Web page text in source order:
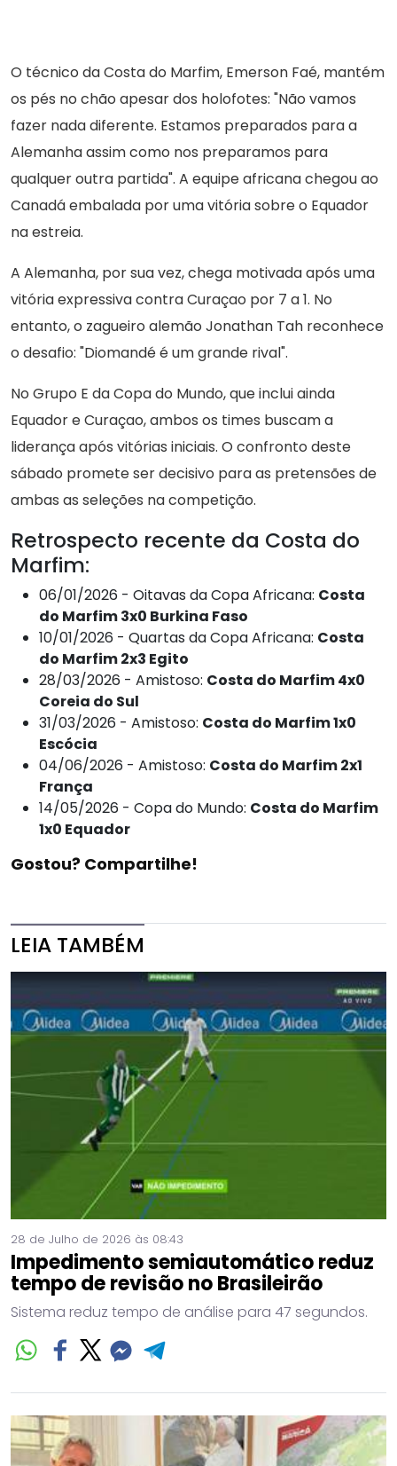
O técnico da Costa do Marfim, Emerson Faé, mantém
os pés no chão apesar dos holofotes: "Não vamos
fazer nada diferente. Estamos preparados para a
Alemanha assim como nos preparamos para
qualquer outra partida". A equipe africana chegou ao
Canadá embalada por uma vitória sobre o Equador
na estreia.
A Alemanha, por sua vez, chega motivada após uma
vitória expressiva contra Curaçao por 7 a 1. No
entanto, o zagueiro alemão Jonathan Tah reconhece
o desafio: "Diomandé é um grande rival".
No Grupo E da Copa do Mundo, que inclui ainda
Equador e Curaçao, ambos os times buscam a
liderança após vitórias iniciais. O confronto deste
sábado promete ser decisivo para as pretensões de
ambas as seleções na competição.
Retrospecto recente da Costa do
Marfim:
06/01/2026 - Oitavas da Copa Africana: Costa
do Marfim 3x0 Burkina Faso
10/01/2026 - Quartas da Copa Africana: Costa
do Marfim 2x3 Egito
28/03/2026 - Amistoso: Costa do Marfim 4x0
Coreia do Sul
31/03/2026 - Amistoso: Costa do Marfim 1x0
Escócia
04/06/2026 - Amistoso: Costa do Marfim 2x1
França
14/05/2026 - Copa do Mundo: Costa do Marfim
1x0 Equador
Gostou? Compartilhe!
LEIA TAMBÉM
28 de Julho de 2026 às 08:43
Impedimento semiautomático reduz
tempo de revisão no Brasileirão
Sistema reduz tempo de análise para 47 segundos.